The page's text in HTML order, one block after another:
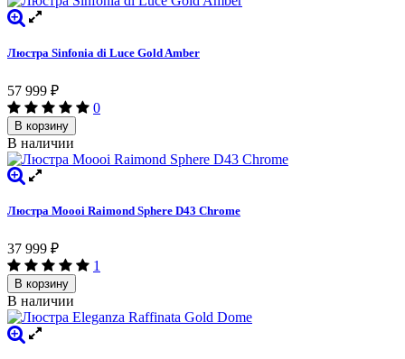
Люстра Sinfonia di Luce Gold Amber
57 999 ₽
0
В корзину
В наличии
Люстра Moooi Raimond Sphere D43 Chrome
37 999 ₽
1
В корзину
В наличии